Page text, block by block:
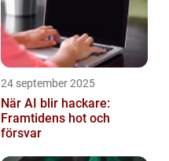
24 september 2025
När AI blir hackare:
Framtidens hot och
försvar